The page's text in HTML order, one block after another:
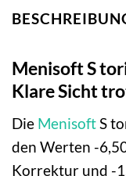
Menisoft S
Klare Sicht
Die Menisoft S
den Werten -
Korrektur und -